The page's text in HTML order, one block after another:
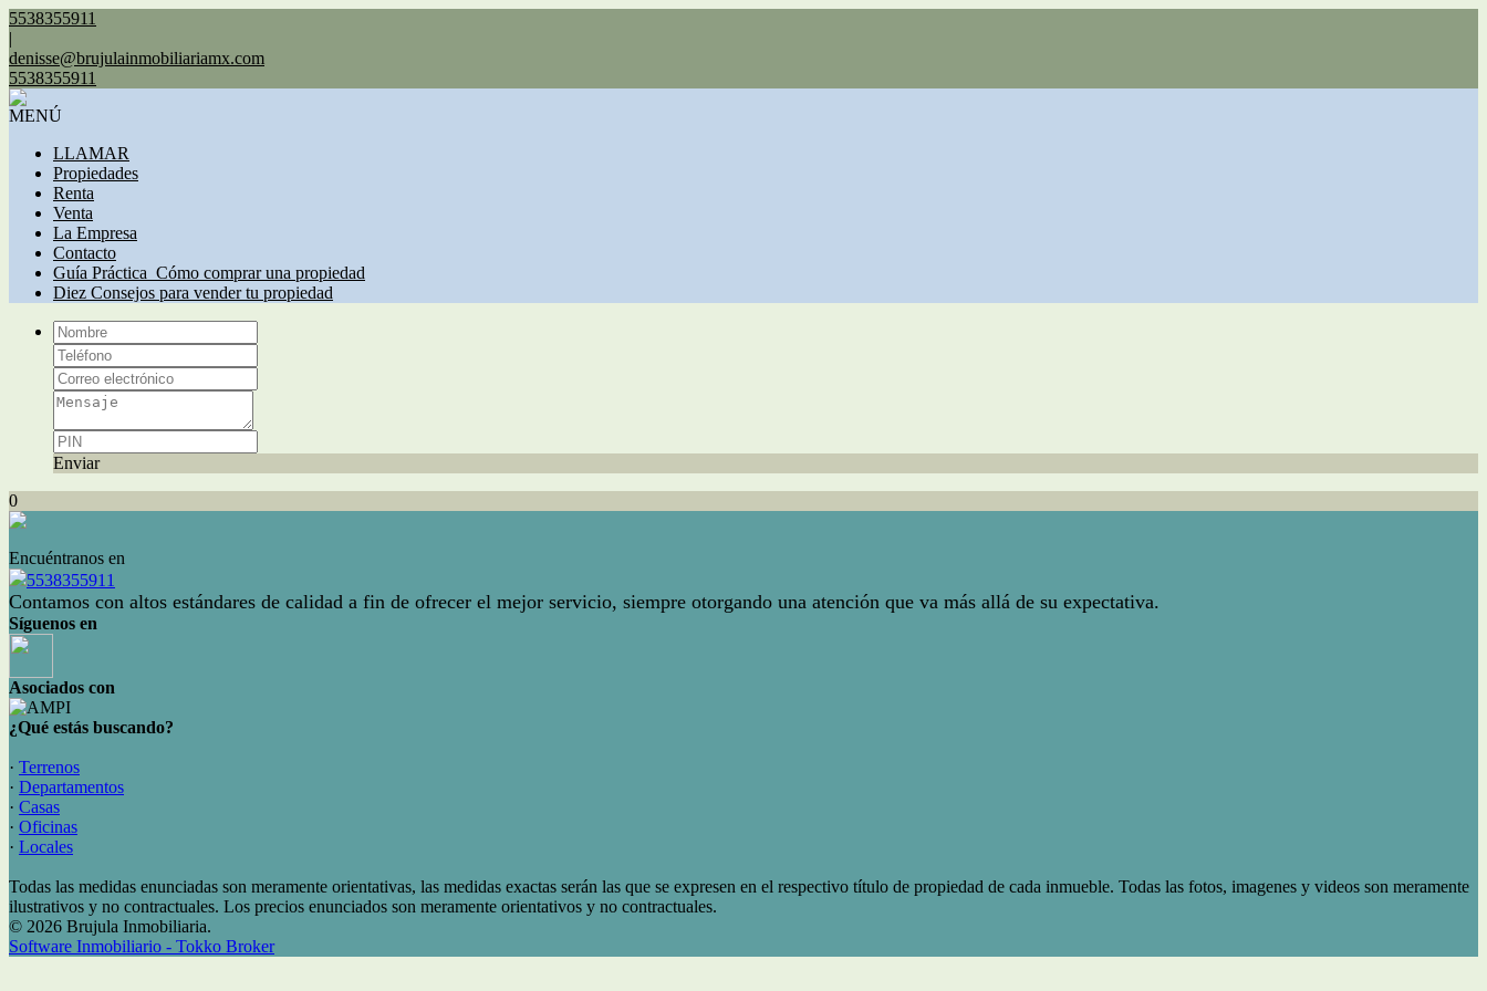
5538355911
|
denisse@brujulainmobiliariamx.com
5538355911
MENÚ
LLAMAR
Propiedades
Renta
Venta
La Empresa
Contacto
Guía Práctica_Cómo comprar una propiedad
Diez Consejos para vender tu propiedad
Enviar
0
Encuéntranos en
5538355911
Contamos con altos estándares de calidad a fin de ofrecer el mejor servicio, siempre otorgando una atención que va más allá de su expectativa.
Síguenos en
Asociados con
¿Qué estás buscando?
· Terrenos
· Departamentos
· Casas
· Oficinas
· Locales
Todas las medidas enunciadas son meramente orientativas, las medidas exactas serán las que se expresen en el respectivo título de propiedad de cada inmueble. Todas las fotos, imagenes y videos son meramente
ilustrativos y no contractuales. Los precios enunciados son meramente orientativos y no contractuales.
© 2026 Brujula Inmobiliaria.
Software Inmobiliario - Tokko Broker